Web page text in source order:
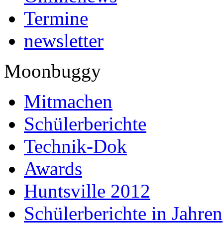
Termine
newsletter
Moonbuggy
Mitmachen
Schülerberichte
Technik-Dok
Awards
Huntsville 2012
Schülerberichte in Jahren